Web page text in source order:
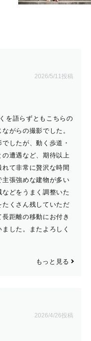
2026/5/11投稿
を語らずともこちらの
がらの撮影でした。
したが、動く歩道・
遭遇など、期待以上
て非常に贅沢な時間
張強めな建物が多い
どをうまく調整いた
くさん残していただ
距離の移動にお付き
した。またよろしく
もっと見る
2026/4/26投稿